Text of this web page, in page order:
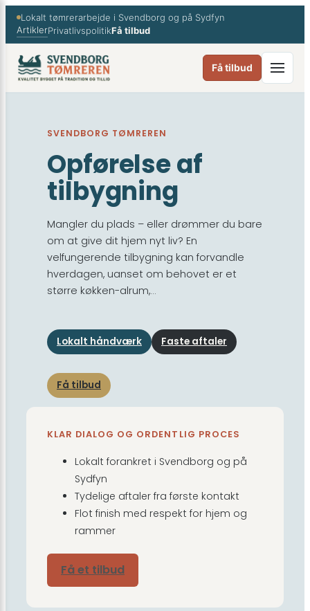
Spring
indhold
Lokalt tømrerarbejde i Svendborg og på Sydfyn
ArtiklerPrivatlivspolitikFå tilbud
Få tilbud
SVENDBORG TØMREREN
Opførelse af
tilbygning
Mangler du plads – eller drømmer du bare
om at give dit hjem nyt liv? En
velfungerende tilbygning kan forvandle
hverdagen, uanset om behovet er et
større køkken-alrum,…
Lokalt håndværk Faste aftaler
Få tilbud
KLAR DIALOG OG ORDENTLIG PROCES
Lokalt forankret i Svendborg og på
Sydfyn
Tydelige aftaler fra første kontakt
Flot finish med respekt for hjem og
rammer
Få et tilbud